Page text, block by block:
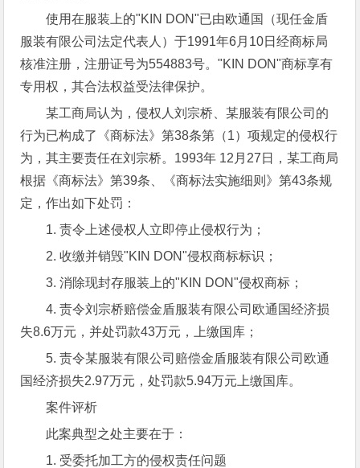
使用在服装上的"KIN DON"已由欧通国（现任金盾
服装有限公司法定代表人）于1991年6月10日经商标局
核准注册，注册证号为554883号。"KIN DON"商标享有
专用权，其合法权益受法律保护。
某工商局认为，侵权人刘宗桥、某服装有限公司的
行为已构成了《商标法》第38条第（1）项规定的侵权行
为，其主要责任在刘宗桥。1993年 12月27日，某工商局
根据《商标法》第39条、《商标法实施细则》第43条规
定，作出如下处罚：
1. 责令上述侵权人立即停止侵权行为；
2. 收缴并销毁"KIN DON"侵权商标标识；
3. 消除现封存服装上的"KIN DON"侵权商标；
4. 责令刘宗桥赔偿金盾服装有限公司欧通国经济损
失8.6万元，并处罚款43万元，上缴国库；
5. 责令某服装有限公司赔偿金盾服装有限公司欧通
国经济损失2.97万元，处罚款5.94万元上缴国库。
案件评析
此案典型之处主要在于：
1. 受委托加工方的侵权责任问题